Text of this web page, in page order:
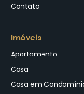
Contato
Imóveis
Apartamento
Casa
Casa em